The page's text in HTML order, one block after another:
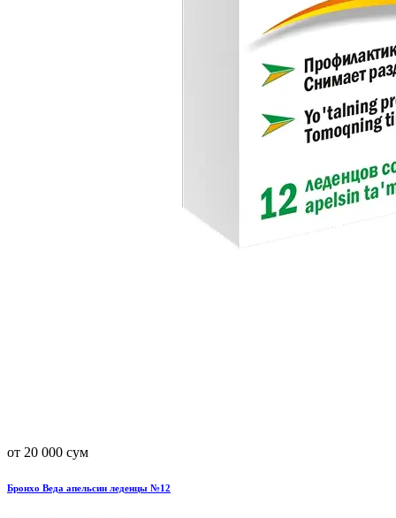
от 20 000 сум
Бронхо Веда апельсин леденцы №12